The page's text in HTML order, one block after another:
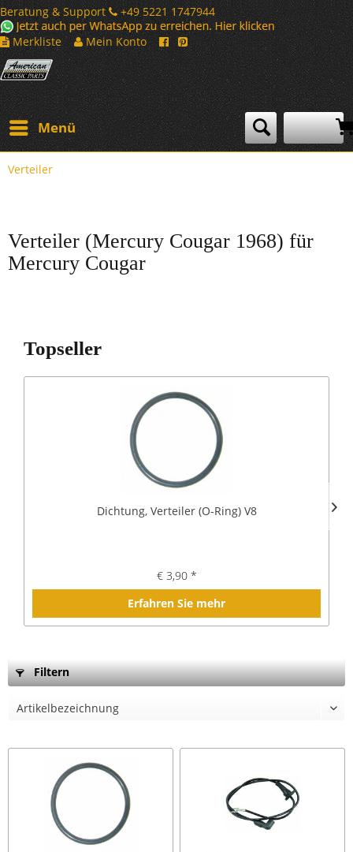
Beratung & Support
+49 5221 1747944
Merkliste
Mein Konto
Menü
Verteiler
Verteiler (Mercury Cougar 1968) für
Mercury Cougar
Topseller
Dichtung, Verteiler (O-Ring) V8
€ 3,90 *
Erfahren Sie mehr
Filtern